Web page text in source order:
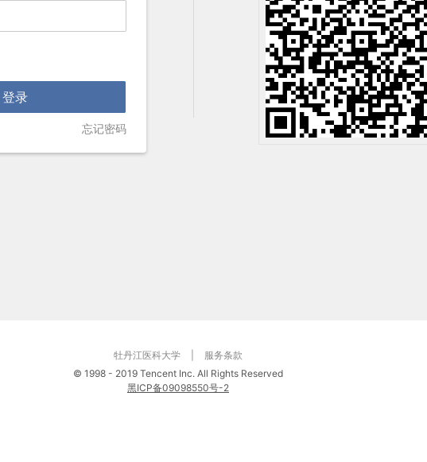
忘记密码
牡丹江医科大学
服务条款
© 1998 - 2019 Tencent Inc. All Rights Reserved
黑ICP备09098550号-2